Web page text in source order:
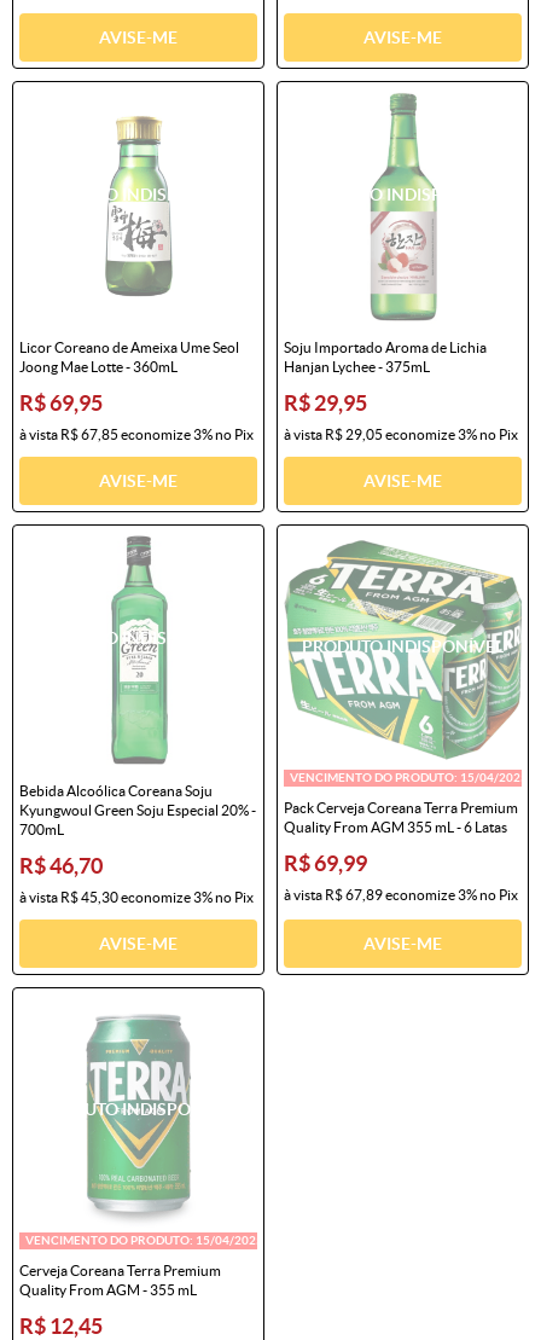
AVISE-ME AVISE-ME
Licor Coreano de Ameixa Ume Seol
Joong Mae Lotte - 360mL
R$ 69,95
à vista R$ 67,85 economize3%no Pix
AVISE-ME
Soju Importado Aroma de Lichia
Hanjan Lychee - 375mL
R$ 29,95
à vista R$ 29,05 economize3%no Pix
AVISE-ME
Bebida Alcoólica Coreana Soju
Kyungwoul Green Soju Especial 20% -
700mL
R$ 46,70
à vista R$ 45,30economize3%no Pix
AVISE-ME
VENCIMENTO DO PRODUTO: 15/04/2025
Pack Cerveja Coreana Terra Premium
Quality From AGM 355 mL - 6 Latas
R$ 69,99
à vista R$ 67,89economize3%no Pix
AVISE-ME
VENCIMENTO DO PRODUTO: 15/04/2025
Cerveja Coreana Terra Premium
Quality From AGM - 355 mL
R$ 12,45